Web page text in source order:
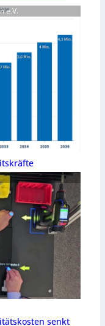
e.V.
senkt